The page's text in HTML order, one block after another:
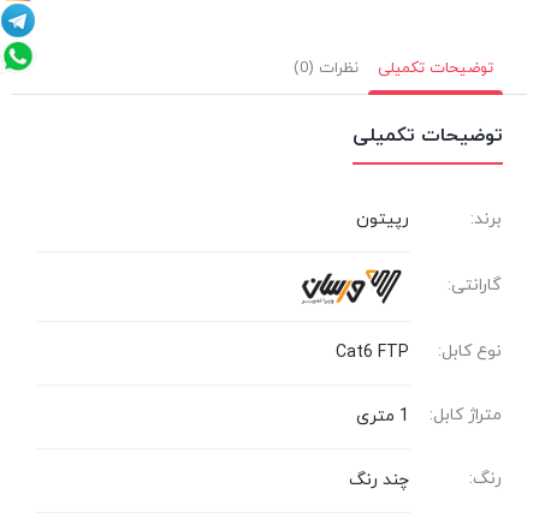
توضیحات تکمیلی نظرات (0)
توضیحات تکمیلی
برند: رپیتون
گارانتی:
نوع کابل: Cat6 FTP
متراژ کابل: 1 متری
رنگ: چند رنگ